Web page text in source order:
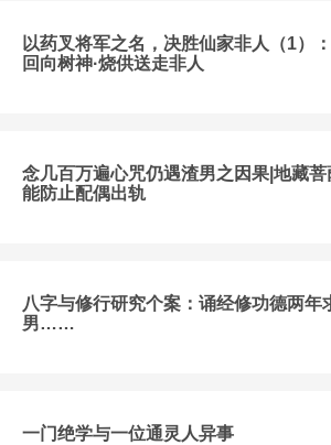
以药叉将军之名，决胜仙家非人（1）
回向树神·烧供送走非人
念几百万遍心咒仍遇渣男之因果|地藏
能防止配偶出轨
八字与修行研究个案：诵经修功德两年
男……
一门绝学与一位通灵人异事